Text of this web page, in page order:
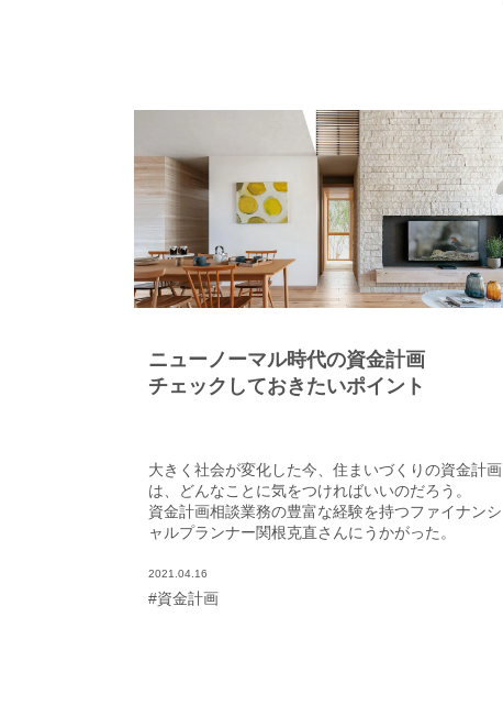
ニューノーマル時代の資金計画
チェックしておきたいポイント
大きく社会が変化した今、住まいづくりの資金計画
は、どんなことに気をつければいいのだろう。
資金計画相談業務の豊富な経験を持つファイナンシ
ャルプランナー関根克直さんにうかがった。
2021.04.16
#資金計画